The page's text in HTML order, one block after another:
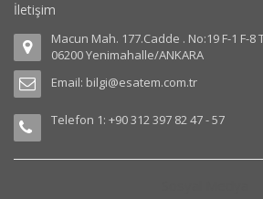
İletişim
Macun Mah. 177.Cadde . No:19 F-1 F-
06200 Yenimahalle/ANKARA
Email: bilgi@esatem.com.tr
Telefon 1: +90 312 397 82 47 - 57